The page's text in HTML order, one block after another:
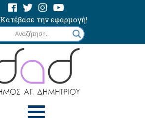
Κατέβασε την εφαρμογή!